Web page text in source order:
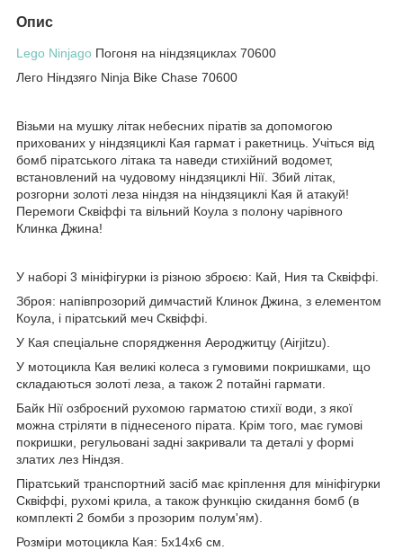
Опис
Lego Ninjago Погоня на ніндзяциклах 70600
Лего Ніндзяго Ninja Bike Chase 70600
Візьми на мушку літак небесних піратів за допомогою
прихованих у ніндзяциклі Кая гармат і ракетниць. Учіться від
бомб піратського літака та наведи стихійний водомет,
встановлений на чудовому ніндзяциклі Нії. Збий літак,
розгорни золоті леза ніндзя на ніндзяциклі Кая й атакуй!
Перемоги Сквіффі та вільний Коула з полону чарівного
Клинка Джина!
У наборі 3 мініфігурки із різною зброєю: Кай, Ния та Сквіффі.
Зброя: напівпрозорий димчастий Клинок Джина, з елементом
Коула, і піратський меч Сквіффі.
У Кая спеціальне спорядження Аероджитцу (Airjitzu).
У мотоцикла Кая великі колеса з гумовими покришками, що
складаються золоті леза, а також 2 потайні гармати.
Байк Нії озброєний рухомою гарматою стихії води, з якої
можна стріляти в піднесеного пірата. Крім того, має гумові
покришки, регульовані задні закривали та деталі у формі
златих лез Ніндзя.
Піратський транспортний засіб має кріплення для мініфігурки
Сквіффі, рухомі крила, а також функцію скидання бомб (в
комплекті 2 бомби з прозорим полум'ям).
Розміри мотоцикла Кая: 5х14х6 см.